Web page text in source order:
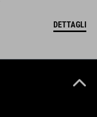
DETTAGLI